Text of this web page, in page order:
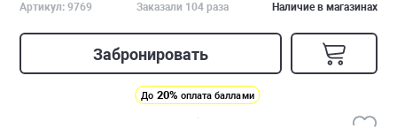
Артикул: 9769 Заказали 104 раза Наличие в магазинах
Забронировать
До 20% оплата баллами